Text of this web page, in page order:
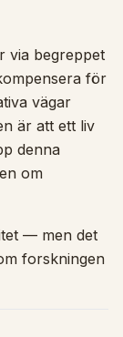
via begreppet
för
vägar
är att ett liv
denna
om
— men det
forskningen